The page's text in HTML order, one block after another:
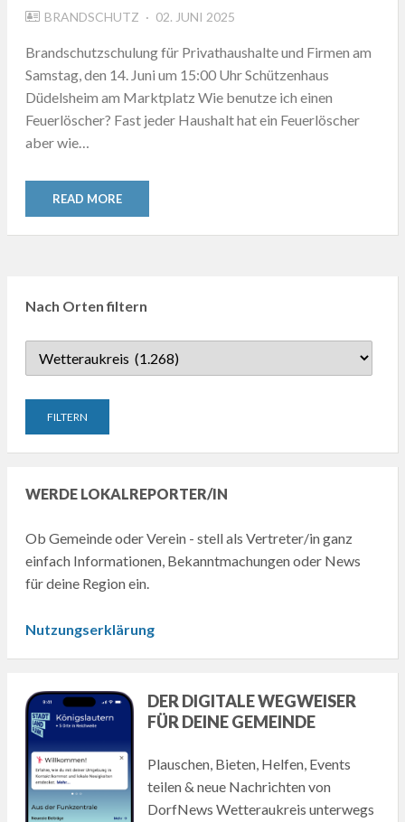
BRANDSCHUTZ
POSTED
02. JUNI 2025
Brandschutzschulung für Privathaushalte und Firmen am
Samstag, den 14. Juni um 15:00 Uhr Schützenhaus
Düdelsheim am Marktplatz Wie benutze ich einen
Feuerlöscher? Fast jeder Haushalt hat ein Feuerlöscher
aber wie…
READ MORE
Nach Orten filtern
WERDE LOKALREPORTER/IN
Ob Gemeinde oder Verein - stell als Vertreter/in ganz
einfach Informationen, Bekanntmachungen oder News
für deine Region ein.
Nutzungserklärung
DER DIGITALE WEGWEISER
FÜR DEINE GEMEINDE
Plauschen, Bieten, Helfen, Events
teilen & neue Nachrichten von
DorfNews Wetteraukreis unterwegs